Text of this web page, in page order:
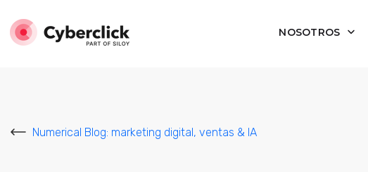
NOSOTROS
Numerical Blog: marketing digital, ventas & IA